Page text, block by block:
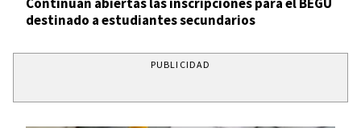
destinado a estudiantes secundarios
PUBLICIDAD